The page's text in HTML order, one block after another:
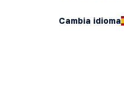
Cambia idioma